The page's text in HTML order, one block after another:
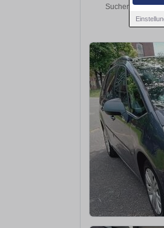
Suchen Sie in